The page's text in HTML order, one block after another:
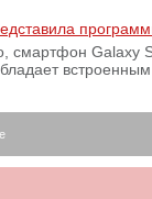
смартфон Galaxy